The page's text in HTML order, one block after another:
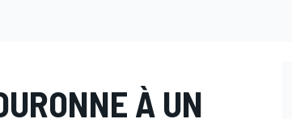
À UN